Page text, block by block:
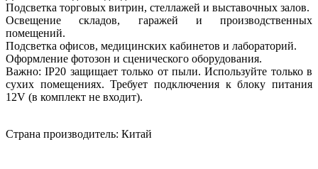
Подсветка торговых витрин, стеллажей и выставочных залов.
Освещение складов, гаражей и производственных
помещений.
Подсветка офисов, медицинских кабинетов и лабораторий.
Оформление фотозон и сценического оборудования.
Важно: IP20 защищает только от пыли. Используйте только в
сухих помещениях. Требует подключения к блоку питания
12V (в комплект не входит).
Страна производитель: Китай